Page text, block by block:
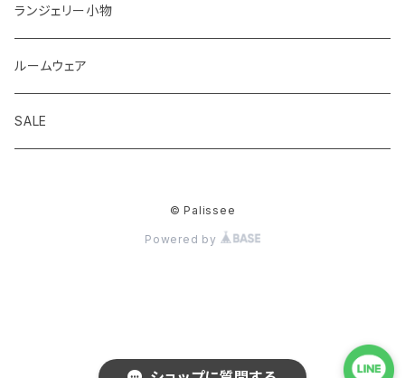
2,000円以下ブラジャー＆ショーツセット
華奢Tブラジャー＆ショーツセット
脇高ブラジャー＆ショーツセット
ブラジャー＆ショーツ＋Tバックショーツ3点セット
着瘦せブラ
ノーマル
ひもショーツ
Tショーツ
ランジェリー小物
ルームウェア
SALE
© Palissee
Powered by